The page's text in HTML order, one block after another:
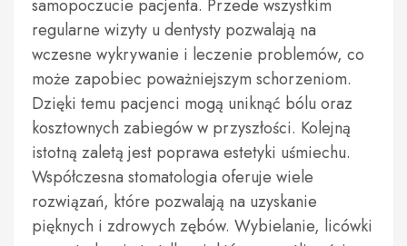
samopoczucie pacjenta. Przede wszystkim
regularne wizyty u dentysty pozwalają na
wczesne wykrywanie i leczenie problemów, co
może zapobiec poważniejszym schorzeniom.
Dzięki temu pacjenci mogą uniknąć bólu oraz
kosztownych zabiegów w przyszłości. Kolejną
istotną zaletą jest poprawa estetyki uśmiechu.
Współczesna stomatologia oferuje wiele
rozwiązań, które pozwalają na uzyskanie
pięknych i zdrowych zębów. Wybielanie, licówki